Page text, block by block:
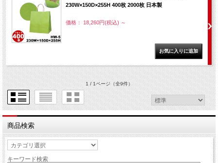
230W×150D×255H 400枚 2000枚 日本製
価格： 18,260円(税込) ～
1 / 1ページ（全9件）
商品検索
キーワード検索